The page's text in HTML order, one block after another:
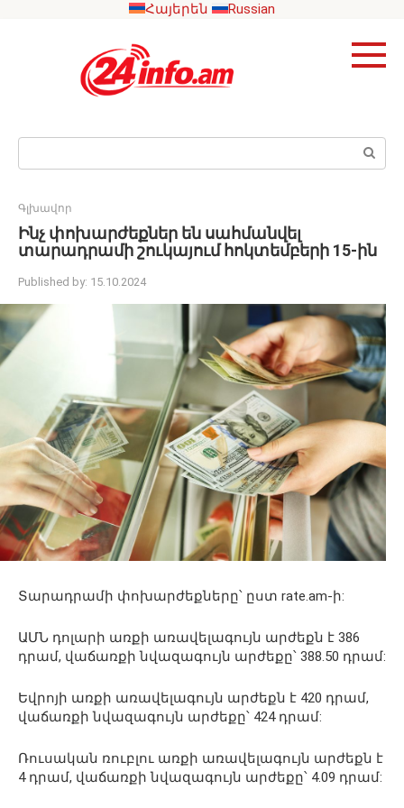
Հայերեն Russian
Search:
Գլխավոր
Ինչ փոխարժեքներ են սահմանվել
տարադրամի շուկայում հոկտեմբերի 15-ին
Published by: 15.10.2024
Տարադրամի փոխարժեքները՝ ըստ rate.am-ի:
ԱՄՆ դոլարի առքի առավելագույն արժեքն է 386
դրամ, վաճառքի նվազագույն արժեքը՝ 388․50 դրամ:
Եվրոյի առքի առավելագույն արժեքն է 420 դրամ,
վաճառքի նվազագույն արժեքը՝ 424 դրամ:
Ռուսական ռուբլու առքի առավելագույն արժեքն է
4 դրամ, վաճառքի նվազագույն արժեքը՝ 4.09 դրամ: